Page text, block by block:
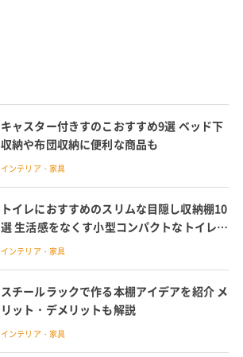
キャスター付きすのこおすすめ9選 ベッド下
収納や布団収納に便利な商品も
インテリア・家具
トイレにおすすめのスリムな目隠し収納棚10
選 生活感をなくす小型コンパクトなトイレラ
ック
インテリア・家具
スチールラックで作る本棚アイデアを紹介 メ
リット・デメリットも解説
インテリア・家具